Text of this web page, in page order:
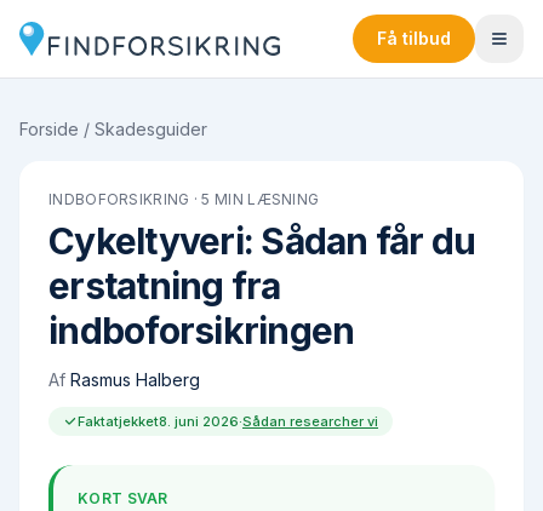
Få tilbud
Forside / Skadesguider
INDBOFORSIKRING ·5 MIN LÆSNING
Cykeltyveri: Sådan får du
erstatning fra
indboforsikringen
Af Rasmus Halberg
Faktatjekket8. juni 2026·Sådan researcher vi
KORT SVAR